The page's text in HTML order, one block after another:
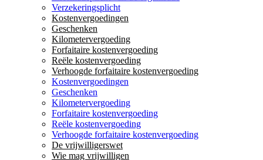
Verzekeringsplicht
Kostenvergoedingen
Geschenken
Kilometervergoeding
Forfaitaire kostenvergoeding
Reële kostenvergoeding
Verhoogde forfaitaire kostenvergoeding
Kostenvergoedingen
Geschenken
Kilometervergoeding
Forfaitaire kostenvergoeding
Reële kostenvergoeding
Verhoogde forfaitaire kostenvergoeding
De vrijwilligerswet
Wie mag vrijwilligen